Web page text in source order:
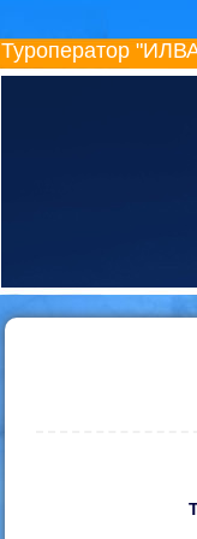
Туроператор